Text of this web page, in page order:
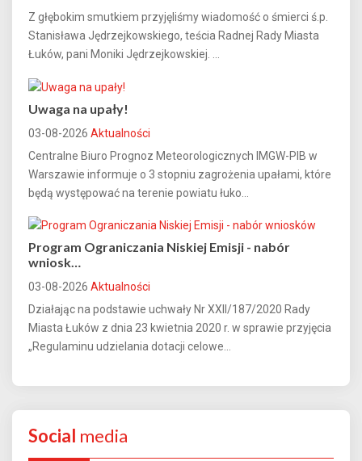
Z głębokim smutkiem przyjęliśmy wiadomość o śmierci ś.p.
Stanisława Jędrzejkowskiego, teścia Radnej Rady Miasta
Łuków, pani Moniki Jędrzejkowskiej. ...
Uwaga na upały!
03-08-2026 Aktualności
Centralne Biuro Prognoz Meteorologicznych IMGW-PIB w
Warszawie informuje o 3 stopniu zagrożenia upałami, które
będą występować na terenie powiatu łuko...
Program Ograniczania Niskiej Emisji - nabór
wniosk…
03-08-2026 Aktualności
Działając na podstawie uchwały Nr XXII/187/2020 Rady
Miasta Łuków z dnia 23 kwietnia 2020 r. w sprawie przyjęcia
„Regulaminu udzielania dotacji celowe...
Social media